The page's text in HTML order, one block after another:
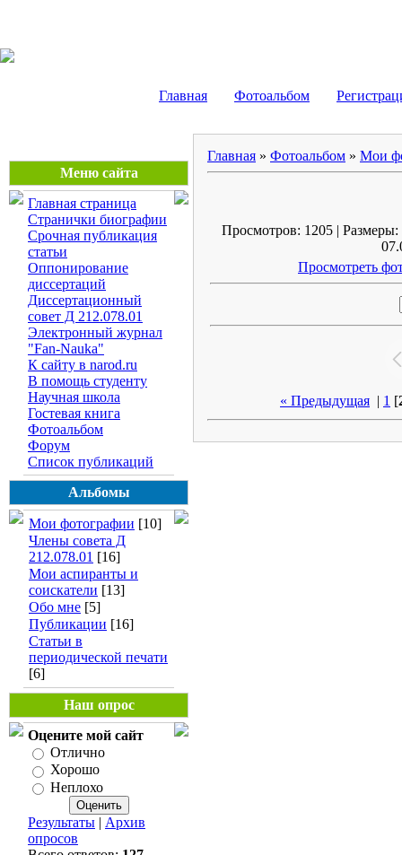
Главная Фотоальбом
Меню сайта
Главная страница
Странички биографии
Срочная публикация
статьи
Оппонирование
диссертаций
Диссертационный
совет Д 212.078.01
Электронный журнал
"Fan-Nauka"
К сайту в narod.ru
В помощь студенту
Научная школа
Гостевая книга
Фотоальбом
Форум
Список публикаций
Альбомы
Мои фотографии [10]
Члены совета Д
212.078.01 [16]
Мои аспиранты и
соискатели [13]
Обо мне [5]
Публикации [16]
Статьи в
периодической печати
[6]
Наш опрос
Оцените мой сайт
Отлично
Хорошо
Неплохо
Результаты | Архив
опросов
Главная » Фотоальбом » Мои
Просмотров: 1205 |
Просмотреть
« Предыдущая | 1 [